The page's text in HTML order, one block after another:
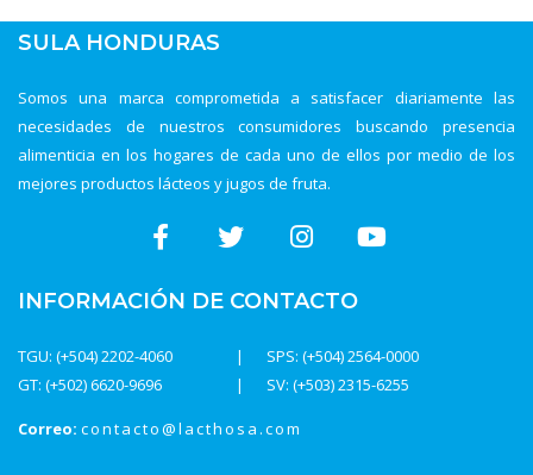
SULA HONDURAS
Somos una marca comprometida a satisfacer diariamente las
necesidades de nuestros consumidores buscando presencia
alimenticia en los hogares de cada uno de ellos por medio de los
mejores productos lácteos y jugos de fruta.
INFORMACIÓN DE CONTACTO
TGU: (+504) 2202-4060
SPS: (+504) 2564-0000
SV: (+503) 2315-6255
GT: (+502) 6620-9696
Correo: contacto@lacthosa.com